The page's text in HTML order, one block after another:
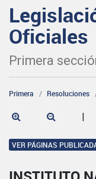
Oficiales
Primera
Primera Resoluciones
|
VER PÁGINAS